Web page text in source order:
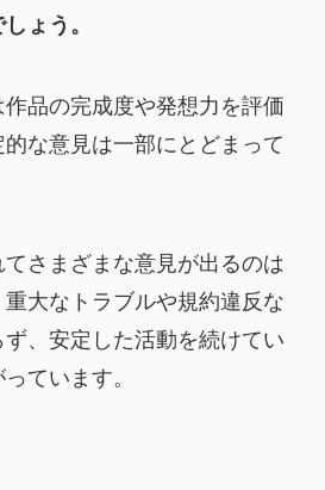
ょう。
品の完成度や発想力を評価
な意見は一部にとどまって
さまざまな意見が出るのは
大なトラブルや規約違反な
、安定した活動を続けてい
ています。